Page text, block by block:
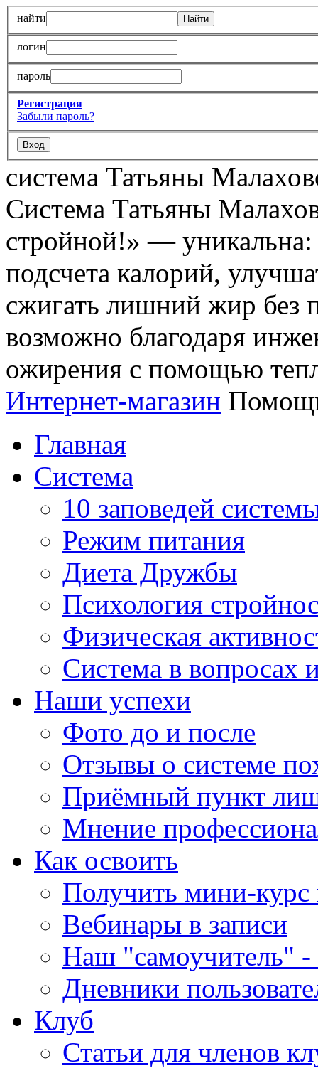
найти
логин
пароль
Регистрация
Забыли пароль?
система Татьяны
Система Татьяны
стройной!» — уникальна:
подсчета калорий,
сжигать лишний жир без
возможно благодаря
ожирения с помощью
Интернет-магазин
Главная
Система
10 заповедей
Режим питания
Диета Дружбы
Психология
Физическая
Система в вопросах
Наши успехи
Фото до и после
Отзывы о системе
Приёмный пункт
Мнение
Как освоить
Получить мини-
Вебинары в записи
Наш "самоучитель" -
Дневники
Клуб
Статьи для членов